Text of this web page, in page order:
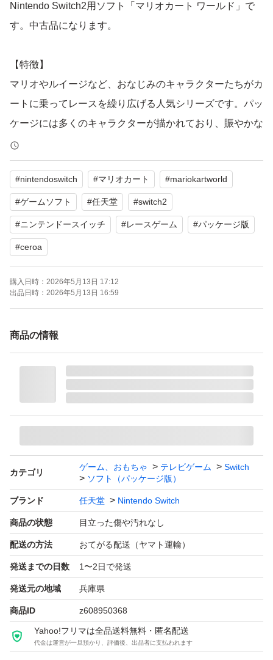
Nintendo Switch2用ソフト「マリオカート ワールド」で
す。中古品になります。
【特徴】
マリオやルイージなど、おなじみのキャラクターたちがカ
ートに乗ってレースを繰り広げる人気シリーズです。パッ
ケージには多くのキャラクターが描かれており、賑やかな
デザインです。
【表記・型番】
CERO A（全年齢対象）
よろしくお願いいたします。
#nintendoswitch #マリオカート #mariokartworld
#ゲームソフト #任天堂 #switch2
#ニンテンドースイッチ #レースゲーム #パッケージ版
#ceroa
購入日時： 2026年5月13日 17:12
出品日時： 2026年5月13日 16:59
商品の情報
カテゴリ
ゲーム、おもちゃ テレビゲーム
Switch
ソフト（パッケージ版）
ブランド 任天堂 Nintendo Switch
商品の状態 目立った傷や汚れなし
配送の方法 おてがる配送（ヤマト運輸）
発送までの日数 1〜2日で発送
発送元の地域 兵庫県
商品ID z608950368
Yahoo!フリマは全品送料無料・匿名配送
代金は運営が一旦預かり、評価後、出品者に支払われます